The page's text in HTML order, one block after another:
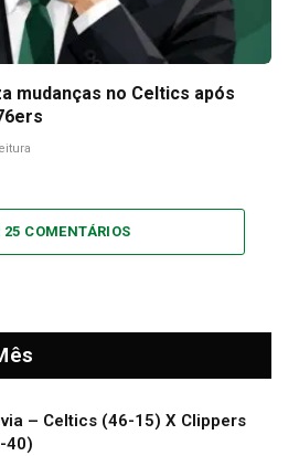
mudanças no Celtics após
25 COMENTÁRIOS
– Celtics (46-15) X Clippers
40)